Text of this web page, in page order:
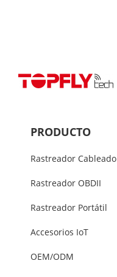
PRODUCTO
Rastreador Cableado
Rastreador OBDII
Rastreador Portátil
Accesorios IoT
OEM/ODM